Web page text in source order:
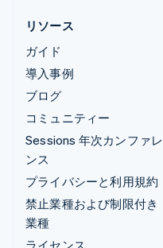
リソース
ガイド
導入事例
ブログ
コミュニティー
Sessions 年次カンファレ
ンス
プライバシーと利用規約
禁止業種および制限付き
業種
ライセンス